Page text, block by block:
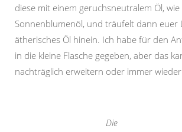
diese mit einem geruchsneutralem Öl, wie
Sonnenblumenöl, und träufelt dann euer
ätherisches Öl hinein. Ich habe für den
in die kleine Flasche gegeben, aber das
nachträglich erweitern oder immer
Die